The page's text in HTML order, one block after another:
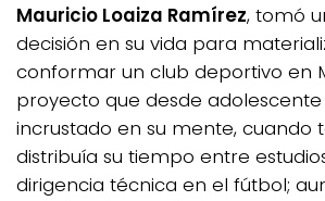
Mauricio Loaiza Ramírez, tomó
decisión en su vida para
conformar un club deportivo en
proyecto que desde
incrustado en su mente, cuando
distribuía su tiempo entre
dirigencia técnica en el fútbol;